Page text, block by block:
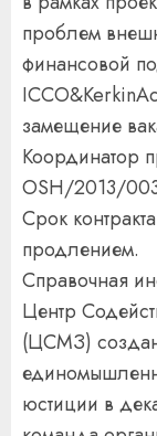
проблем
финансовой
замещение
Координатор
OSH/2013/
Срок
продлением.
Справочная
Центр
(ЦСМЗ)
юстиции в